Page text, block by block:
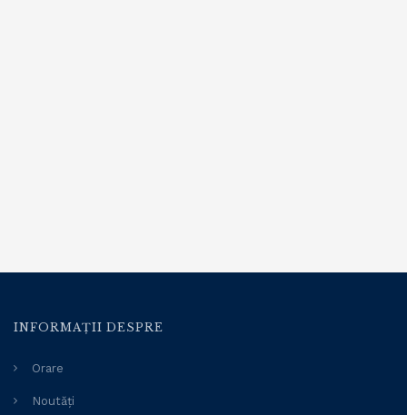
INFORMAȚII DESPRE
Orare
Noutăți